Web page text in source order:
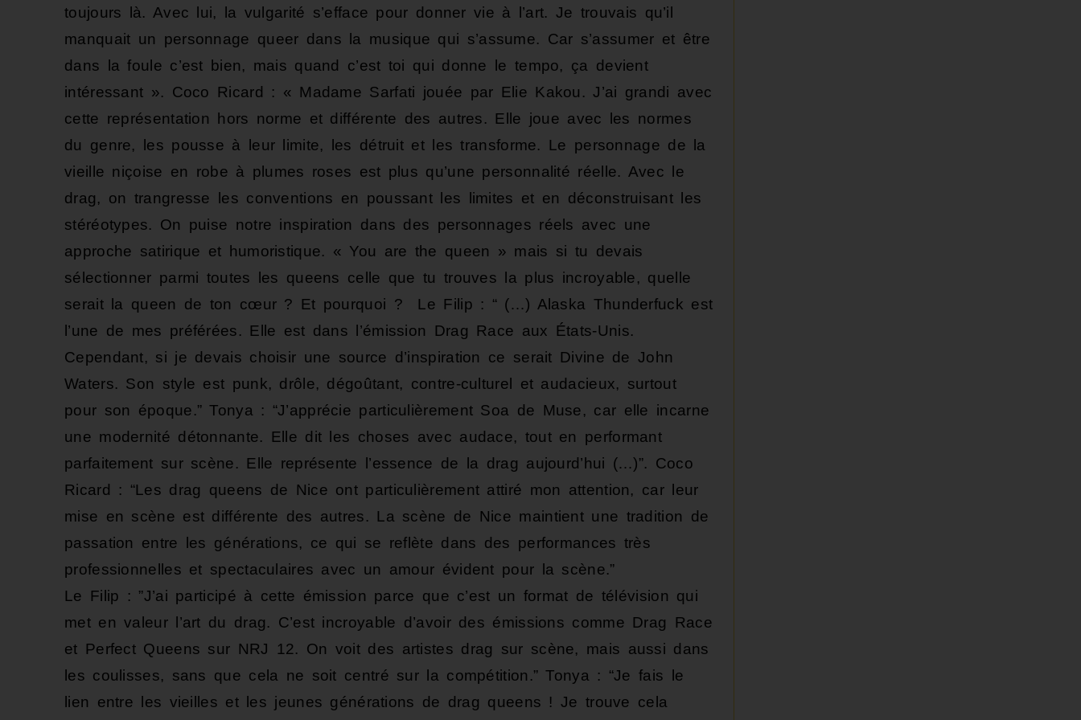
toujours là. Avec lui, la vulgarité s’efface pour donner vie à l’art. Je trouvais qu’il
manquait un personnage queer dans la musique qui s’assume. Car s’assumer et être
dans la foule c’est bien, mais quand c’est toi qui donne le tempo, ça devient
intéressant ». Coco Ricard : « Madame Sarfati jouée par Elie Kakou. J’ai grandi avec
cette représentation hors norme et différente des autres. Elle joue avec les normes
du genre, les pousse à leur limite, les détruit et les transforme. Le personnage de la
vieille niçoise en robe à plumes roses est plus qu’une personnalité réelle. Avec le
drag, on trangresse les conventions en poussant les limites et en déconstruisant les
stéréotypes. On puise notre inspiration dans des personnages réels avec une
approche satirique et humoristique. « You are the queen » mais si tu devais
sélectionner parmi toutes les queens celle que tu trouves la plus incroyable, quelle
serait la queen de ton cœur ? Et pourquoi ? Le Filip : “ (…) Alaska Thunderfuck est
l’une de mes préférées. Elle est dans l’émission Drag Race aux États-Unis.
Cependant, si je devais choisir une source d’inspiration ce serait Divine de John
Waters. Son style est punk, drôle, dégoûtant, contre-culturel et audacieux, surtout
pour son époque.” Tonya : “J’apprécie particulièrement Soa de Muse, car elle incarne
une modernité détonnante. Elle dit les choses avec audace, tout en performant
parfaitement sur scène. Elle représente l’essence de la drag aujourd’hui (…)”. Coco
Ricard : “Les drag queens de Nice ont particulièrement attiré mon attention, car leur
mise en scène est différente des autres. La scène de Nice maintient une tradition de
passation entre les générations, ce qui se reflète dans des performances très
professionnelles et spectaculaires avec un amour évident pour la scène.”
Le Filip : ”J’ai participé à cette émission parce que c’est un format de télévision qui
met en valeur l’art du drag. C’est incroyable d’avoir des émissions comme Drag Race
et Perfect Queens sur NRJ 12. On voit des artistes drag sur scène, mais aussi dans
les coulisses, sans que cela ne soit centré sur la compétition.” Tonya : “Je fais le
lien entre les vieilles et les jeunes générations de drag queens ! Je trouve cela